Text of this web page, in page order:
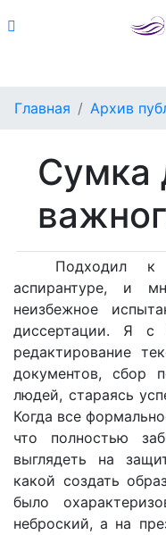
Главная Архив
Сумка
Подходил
аспирантуре, и
неизбежное
диссертации. Я с
редактирование
документов, сбор
людей, стараясь
Когда все
что полностью
выглядеть на
какой создать
было
неброский, а на